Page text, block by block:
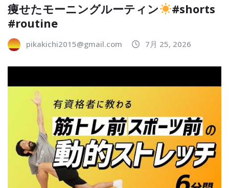
痩せたモーニングルーティン
#shorts
#routine
pikakichi2015@gmail.com 7月 25, 2026